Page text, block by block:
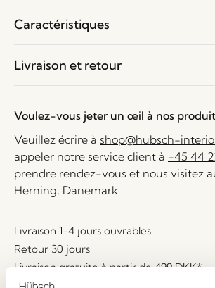
Caractéristiques
Livraison et retour
Voulez-vous jeter un œil à nos
Veuillez écrire à shop@hubsch-
appeler notre service client à +45 44
prendre rendez-vous et nous visitez
Herning, Danemark.
Livraison 1-4 jours ouvrables
Retour 30 jours
Livraison gratuite à partir de499 DKK*